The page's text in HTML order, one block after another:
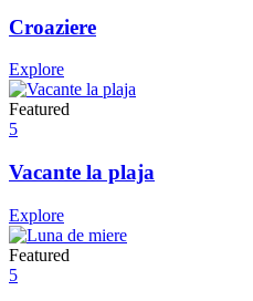
Croaziere
Explore
Featured
5
Vacante la plaja
Explore
Featured
5